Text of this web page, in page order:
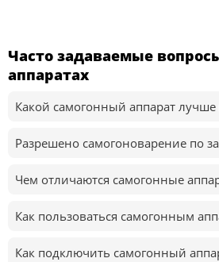
Часто задаваемые
аппаратах
Какой самогонный аппарат лучше
Разрешено самогоноварение по
Чем отличаются самогонные
Как пользоваться самогонным
Как подключить самогонный